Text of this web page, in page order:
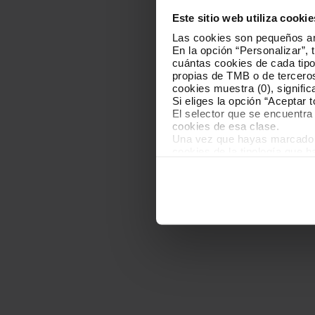
Este sitio web utiliza
Las cookies son pequeños
En la opción
cuántas cookies de cada
propias de TMB o de
cookies muestra (0),
Si eliges la opción “Aceptar
El selector que se
cookies de esa clase.
Una vez que hayas
Las cookies necesarias
“Gestor de cookies”, que